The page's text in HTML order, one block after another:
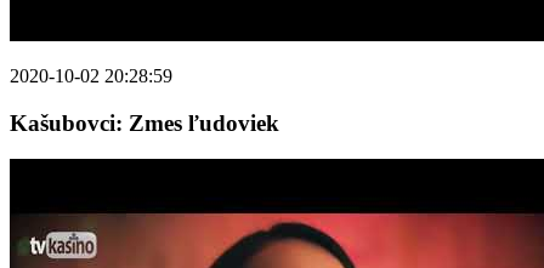
2020-10-02 20:28:59
Kašubovci: Zmes ľudoviek